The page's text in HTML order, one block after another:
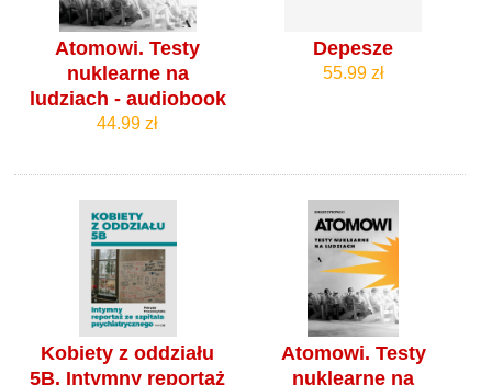
Atomowi. Testy
nuklearne na
ludziach - audiobook
44.99 zł
Depesze
55.99 zł
Kobiety z oddziału
5B. Intymny reportaż
Atomowi. Testy
nuklearne na